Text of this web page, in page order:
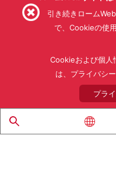
利用規約
プライバシー
© 1997 - 2026 ROHM
引き続きローム
で、Cookieの使
Cookieおよび個人
は、プライバシ
プラ